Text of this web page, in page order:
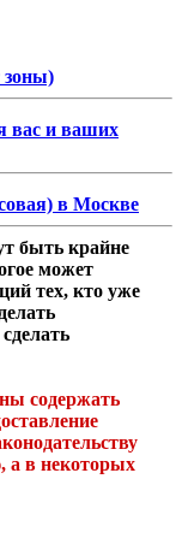
зоны)
вас и ваших
в Москве
быть крайне
может
тех, кто уже
содержать
а в некоторых